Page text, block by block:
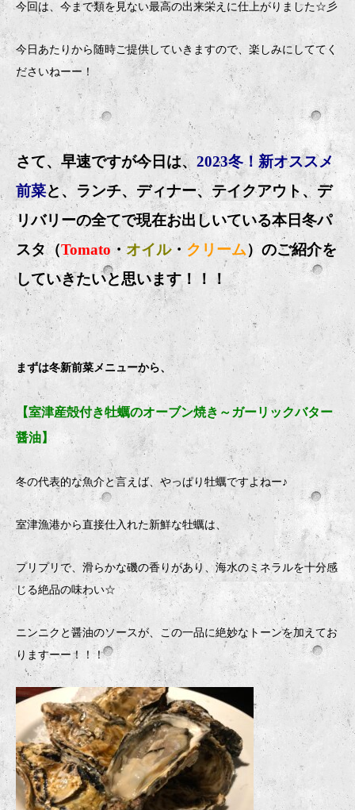
今回は、今まで類を見ない最高の出来栄えに仕上がりました☆彡
今日あたりから随時ご提供していきますので、楽しみにしててく
ださいねーー！
さて、早速ですが今日は、 2023冬！新オススメ
前菜と、ランチ、ディナー、テイクアウト、デ
リバリーの全てで現在お出しいている本日冬パ
スタ（Tomato ・オイル・ クリーム）のご紹介を
していきたいと思います！！！
まずは冬新前菜メニューから、
【室津産殻付き牡蠣のオーブン焼き～ガーリックバター
醤油】
冬の代表的な魚介と言えば、やっぱり牡蠣ですよねー♪
室津漁港から直接仕入れた新鮮な牡蠣は、
プリプリで、滑らかな磯の香りがあり、海水のミネラルを十分感
じる絶品の味わい☆
ニンニクと醤油のソースが、この一品に絶妙なトーンを加えてお
りますーー！！！